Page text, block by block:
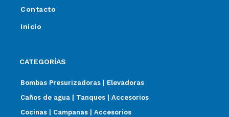
Contacto
Inicio
CATEGORÍAS
Bombas Presurizadoras | Elevadoras
Caños de agua | Tanques | Accesorios
Cocinas | Campanas | Accesorios